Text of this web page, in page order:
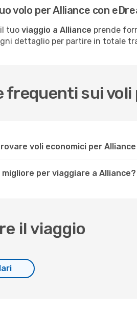
volo per Alliance con
tuo viaggio a Alliance prende
dettaglio per partire in totale
frequenti sui voli
voli economici per
migliore per viaggiare a Alliance?
il viaggio